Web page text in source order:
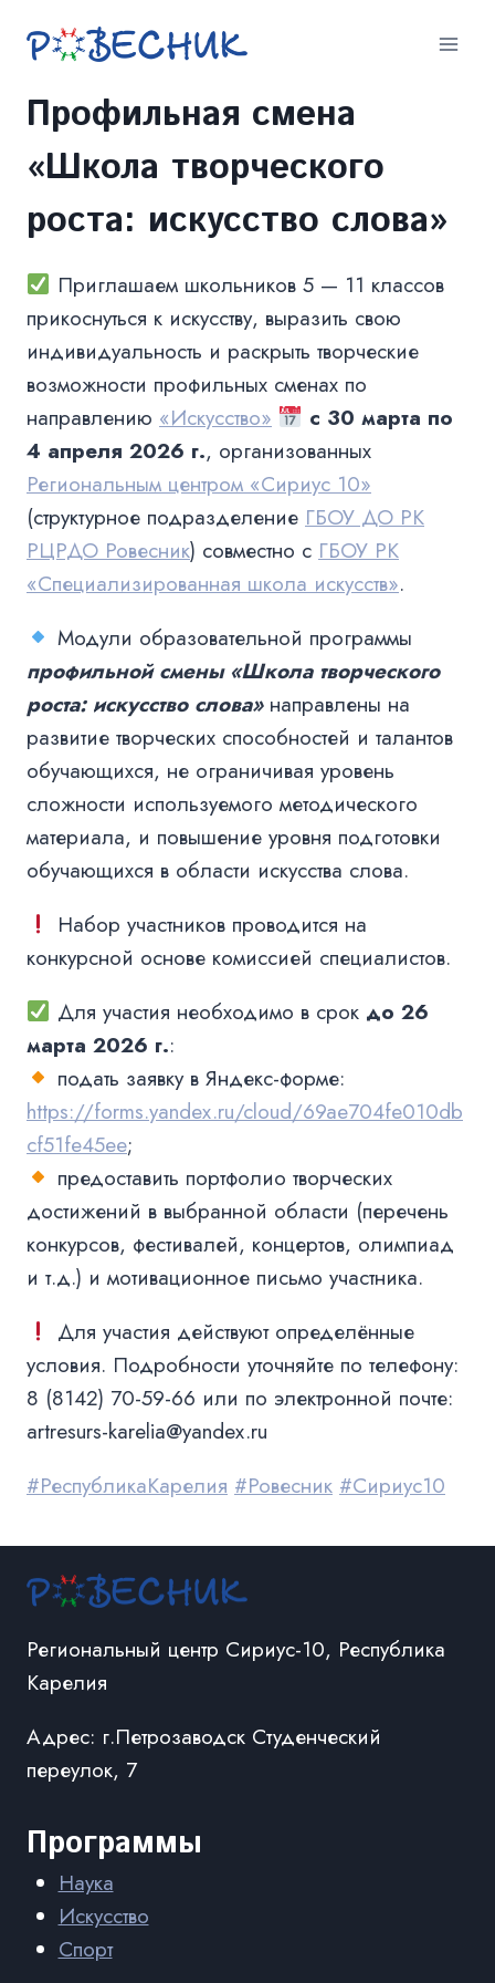
Профильная смена
«Школа творческого
роста: искусство слова»
Приглашаем школьников 5 — 11 классов
прикоснуться к искусству, выразить свою
индивидуальность и раскрыть творческие
возможности профильных сменах по
направлению «Искусство»
с 30 марта по
4 апреля 2026 г., организованных
Региональным центром «Сириус 10»
(структурное подразделение ГБОУ ДО РК
РЦРДО Ровесник) совместно с ГБОУ РК
«Специализированная школа искусств».
Модули образовательной программы
профильной смены «Школа творческого
роста: искусство слова»направлены на
развитие творческих способностей и талантов
обучающихся, не ограничивая уровень
сложности используемого методического
материала, и повышение уровня подготовки
обучающихся в области искусства слова.
Набор участников проводится на
конкурсной основе комиссией специалистов.
Для участия необходимо в срок до 26
марта 2026 г.:
подать заявку в Яндекс-форме:
https://forms.yandex.ru/cloud/69ae704fe010db
cf51fe45ee;
предоставить портфолио творческих
достижений в выбранной области (перечень
конкурсов, фестивалей, концертов, олимпиад
и т.д.) и мотивационное письмо участника.
Для участия действуют определённые
условия. Подробности уточняйте по телефону:
8 (8142) 70-59-66 или по электронной почте:
artresurs-karelia@yandex.ru
#РеспубликаКарелия #Ровесник #Сириус10
Региональный центр Сириус-10, Республика
Карелия
Адрес: г.Петрозаводск Студенческий
переулок, 7
Программы
Наука
Искусство
Спорт